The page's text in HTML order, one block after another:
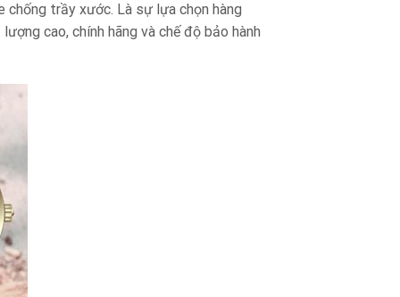
trầy xước. Là sự lựa chọn hàng
cao, chính hãng và chế độ bảo hành